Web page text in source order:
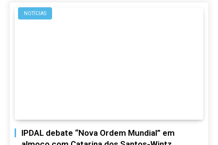
NOTÍCIAS
IPDAL debate “Nova Ordem Mundial” em